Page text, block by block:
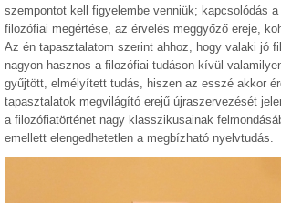
szempontot kell figyelembe venniük; kapcsolódás
filozófiai megértése, az érvelés meggyőző ereje,
Az én tapasztalatom szerint ahhoz, hogy valaki jó
nagyon hasznos a filozófiai tudáson kívül
gyűjtött, elmélyített tudás, hiszen az esszé akkor
tapasztalatok megvilágító erejű újraszervezését
a filozófiatörténet nagy klasszikusainak
emellett elengedhetetlen a megbízható nyelvtudás.